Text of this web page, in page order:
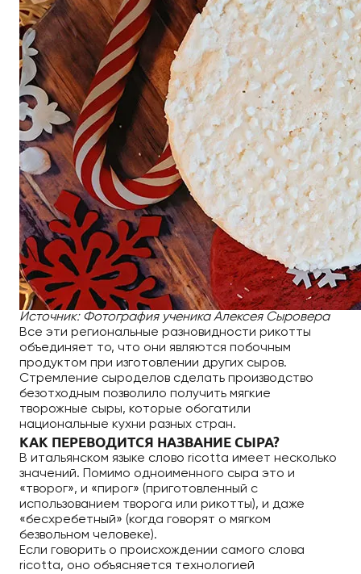
Источник: Фотография ученика Алексея Сыровера
Все эти региональные разновидности рикотты
объединяет то, что они являются побочным
продуктом при изготовлении других сыров.
Стремление сыроделов сделать производство
безотходным позволило получить мягкие
творожные сыры, которые обогатили
национальные кухни разных стран.
КАК ПЕРЕВОДИТСЯ НАЗВАНИЕ СЫРА?
В итальянском языке слово ricotta имеет несколько
значений. Помимо одноименного сыра это и
«творог», и «пирог» (приготовленный с
использованием творога или рикотты), и даже
«бесхребетный» (когда говорят о мягком
безвольном человеке).
Если говорить о происхождении самого слова
ricotta, оно объясняется технологией